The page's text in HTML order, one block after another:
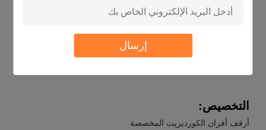
إرسال
وتمتلك المتانة الممتازة.مثل السيراميكالمنتجات ذات اللون الأبيض أو
للكميات هو 300 PCS ، والسعر قابل للتفاوض أيضًا.الحزمة عبارة عن
التخصيص:
أرفف أفران الكورديريت المخصصة